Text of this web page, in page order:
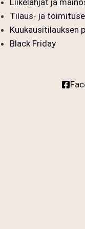
Liikelahjat ja
Tilaus- ja
Kuukausitilauksen
Black Friday